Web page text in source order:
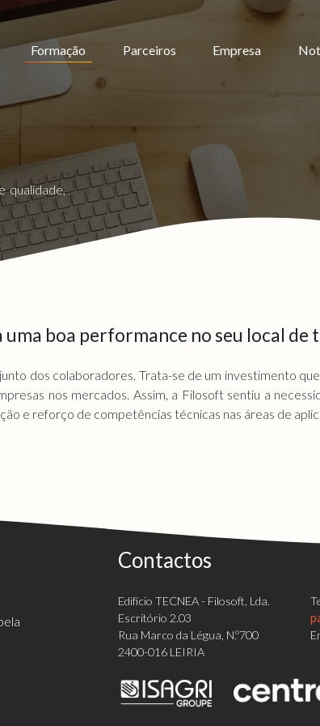
Formação Parceiros Empresa
qualidade,
boa performance no seu local de
dos colaboradores. Trata-se de um investimento
nos mercados. Assim, a Filosoft sentiu a
e reforço de competências técnicas nas áreas de
Contactos
Edifício TECNEA - Filosoft, Lda.
Escritório 2.03
Rua Marco da Légua, N.º700
2400-016 LEIRIA